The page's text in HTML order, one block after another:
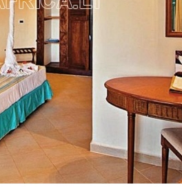
KELIAUTOJŲ ĮSPŪDŽIAI
Paplūdimys vakare